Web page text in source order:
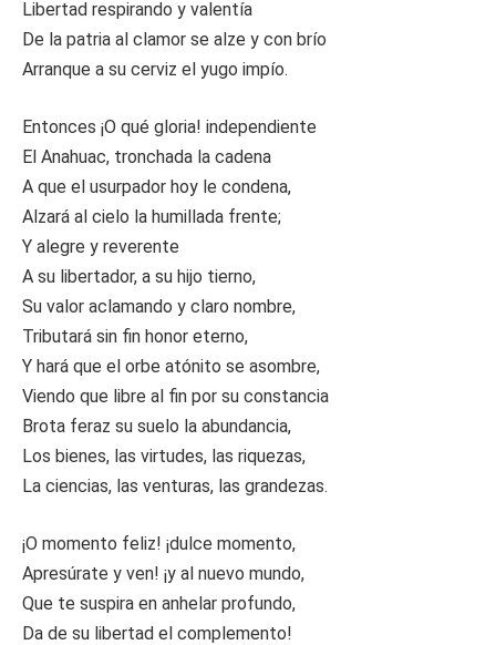
Libertad respirando y valentía
De la patria al clamor se alze y con brío
Arranque a su cerviz el yugo impío.
Entonces ¡O qué gloria! independiente
El Anahuac, tronchada la cadena
A que el usurpador hoy le condena,
Alzará al cielo la humillada frente;
Y alegre y reverente
A su libertador, a su hijo tierno,
Su valor aclamando y claro nombre,
Tributará sin fin honor eterno,
Y hará que el orbe atónito se asombre,
Viendo que libre al fin por su constancia
Brota feraz su suelo la abundancia,
Los bienes, las virtudes, las riquezas,
La ciencias, las venturas, las grandezas.
¡O momento feliz! ¡dulce momento,
Apresúrate y ven! ¡y al nuevo mundo,
Que te suspira en anhelar profundo,
Da de su libertad el complemento!